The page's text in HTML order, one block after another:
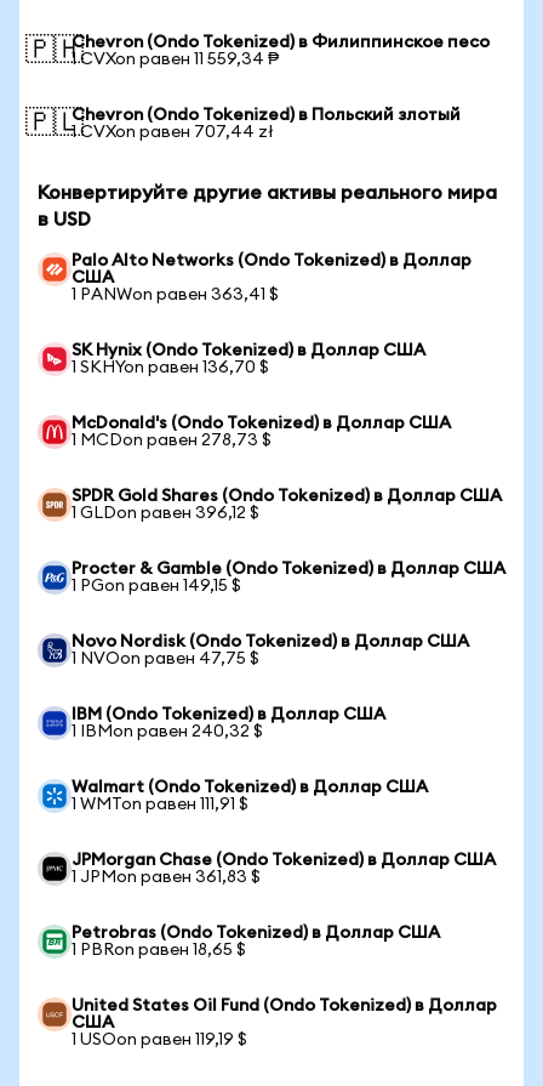
🇵🇭Chevron (Ondo Tokenized) в Филиппинское песо
1 CVXon равен 11 559,34 ₱
🇵🇱Chevron (Ondo Tokenized) в Польский злотый
1 CVXon равен 707,44 zł
Конвертируйте другие активы реального мира
в USD
Palo Alto Networks (Ondo Tokenized) в Доллар
США
1 PANWon равен 363,41 $
SK Hynix (Ondo Tokenized) в Доллар США
1 SKHYon равен 136,70 $
McDonald's (Ondo Tokenized) в Доллар США
1 MCDon равен 278,73 $
SPDR Gold Shares (Ondo Tokenized) в Доллар США
1 GLDon равен 396,12 $
Procter & Gamble (Ondo Tokenized) в Доллар США
1 PGon равен 149,15 $
Novo Nordisk (Ondo Tokenized) в Доллар США
1 NVOon равен 47,75 $
IBM (Ondo Tokenized) в Доллар США
1 IBMon равен 240,32 $
Walmart (Ondo Tokenized) в Доллар США
1 WMTon равен 111,91 $
JPMorgan Chase (Ondo Tokenized) в Доллар США
1 JPMon равен 361,83 $
Petrobras (Ondo Tokenized) в Доллар США
1 PBRon равен 18,65 $
United States Oil Fund (Ondo Tokenized) в Доллар
США
1 USOon равен 119,19 $